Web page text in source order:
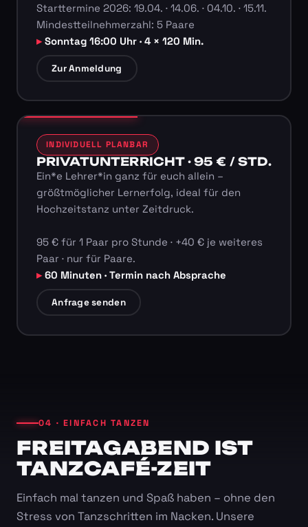
Starttermine 2026: 19.04. · 14.06. · 04.10. · 15.11.
Mindestteilnehmerzahl: 5 Paare
Sonntag 16:00 Uhr · 4 × 120 Min.
Zur Anmeldung
INDIVIDUELL PLANBAR
PRIVATUNTERRICHT · 95 € / STD.
Ein*e Lehrer*in ganz für euch allein –
größtmöglicher Lernerfolg, ideal für den
Hochzeitstanz unter Zeitdruck.
95 € für 1 Paar pro Stunde · +40 € je weiteres
Paar · nur für Paare.
60 Minuten · Termin nach Absprache
Anfrage senden
04 · EINFACH TANZEN
FREITAGABEND IST
TANZCAFÉ-ZEIT
Einfach mal tanzen und Spaß haben – ohne den
Stress von Tanzschritten im Nacken. Unsere